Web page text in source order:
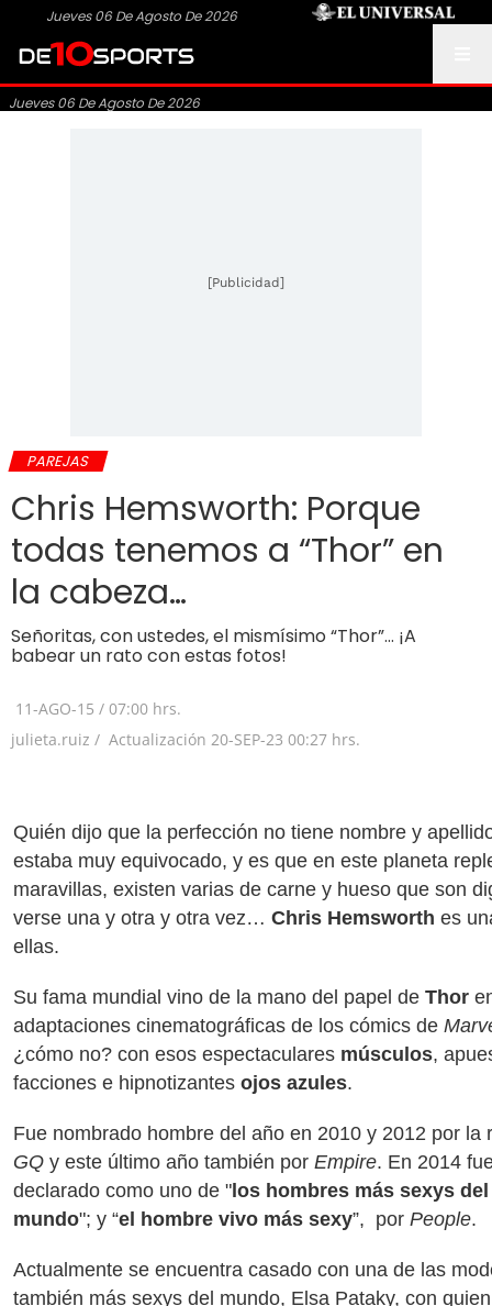
Jueves 06 De Agosto De 2026
Jueves 06 De Agosto De 2026
[Publicidad]
PAREJAS
Chris Hemsworth: Porque
todas tenemos a “Thor” en
la cabeza…
Señoritas, con ustedes, el mismísimo “Thor”… ¡A
babear un rato con estas fotos!
11-AGO-15 / 07:00 hrs.
julieta.ruiz / Actualización 20-SEP-23 00:27 hrs.
Quién dijo que la perfección no tiene nombre y
estaba muy equivocado, y es que en este planeta
maravillas, existen varias de carne y hueso que son
verse una y otra y otra vez… Chris Hemsworth es
ellas.
Su fama mundial vino de la mano del papel de Thor
adaptaciones cinematográficas de los cómics de
¿cómo no? con esos espectaculares músculos,
facciones e hipnotizantes ojos azules.
Fue nombrado hombre del año en 2010 y 2012 por la
GQ y este último año también por Empire. En 2014
declarado como uno de " los hombres más sexys del
mundo"; y “el hombre vivo más sexy”, por People.
Actualmente se encuentra casado con una de las
también más sexys del mundo, Elsa Pataky, con